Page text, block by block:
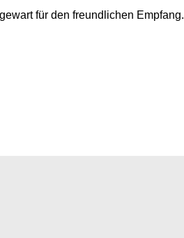
für den freundlichen Empfang.